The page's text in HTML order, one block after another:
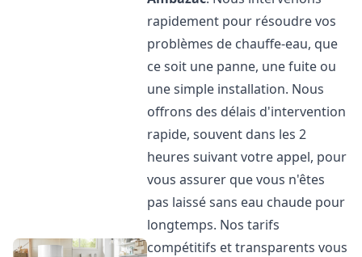
rapidement pour résoudre vos
problèmes de chauffe-eau, que
ce soit une panne, une fuite ou
une simple installation. Nous
offrons des délais d'intervention
rapide, souvent dans les 2
heures suivant votre appel, pour
vous assurer que vous n'êtes
pas laissé sans eau chaude pour
longtemps. Nos tarifs
compétitifs et transparents vous